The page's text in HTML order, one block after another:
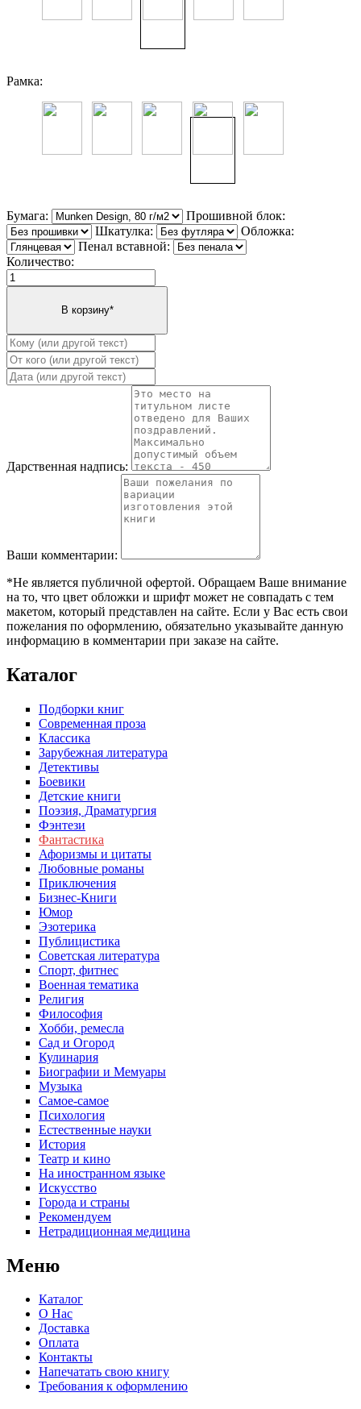
Рамка:
Бумага:
Прошивной блок:
Шкатулка:
Обложка:
Пенал вставной:
Количество:
Дарственная надпись:
Ваши комментарии:
*Не является публичной офертой. Обращаем Ваше внимание
на то, что цвет обложки и шрифт может не совпадать с тем
макетом, который представлен на сайте. Если у Вас есть свои
пожелания по оформлению, обязательно указывайте данную
информацию в комментарии при заказе на сайте.
Каталог
Подборки книг
Современная проза
Классика
Зарубежная литература
Детективы
Боевики
Детские книги
Поэзия, Драматургия
Фэнтези
Фантастика
Афоризмы и цитаты
Любовные романы
Приключения
Бизнес-Книги
Юмор
Эзотерика
Публицистика
Советская литература
Спорт, фитнес
Военная тематика
Религия
Философия
Хобби, ремесла
Сад и Огород
Кулинария
Биографии и Мемуары
Музыка
Самое-самое
Психология
Естественные науки
История
Театр и кино
На иностранном языке
Искусство
Города и страны
Рекомендуем
Нетрадиционная медицина
Меню
Каталог
О Нас
Доставка
Оплата
Контакты
Напечатать свою книгу
Требования к оформлению